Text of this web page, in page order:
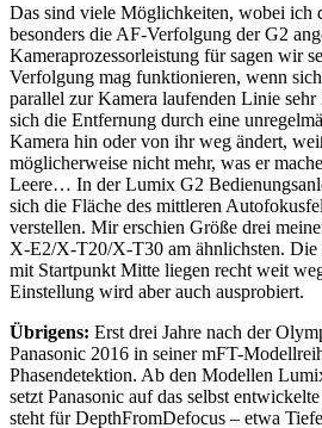
Das sind viele Möglichkeiten, wobei ich
besonders die AF-Verfolgung der G2
Kameraprozessorleistung für sagen wir
Verfolgung mag funktionieren, wenn
parallel zur Kamera laufenden Linie sehr
sich die Entfernung durch eine
Kamera hin oder von ihr weg ändert,
möglicherweise nicht mehr, was er
Leere… In der Lumix G2
sich die Fläche des mittleren
verstellen. Mir erschien Größe drei
X-E2/X-T20/X-T30 am ähnlichsten. Die
mit Startpunkt Mitte liegen recht weit
Einstellung wird aber auch ausprobiert.
Übrigens: Erst drei Jahre nach der
Panasonic 2016 in seiner mFT-
Phasendetektion. Ab den Modellen
setzt Panasonic auf das selbst
steht für DepthFromDefocus – etwa